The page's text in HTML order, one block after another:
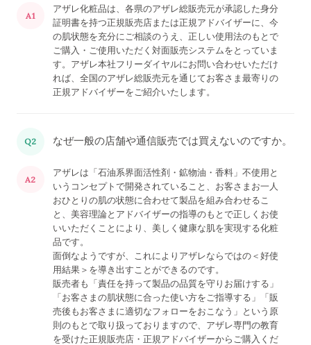
A1
アザレ化粧品は、各県のアザレ総販売元が承認した身分
証明書を持つ正規販売店または正規アドバイザーに、今
の肌状態を充分にご相談のうえ、正しい使用法のもとで
ご購入・ご使用いただく対面販売システムをとっていま
す。アザレ本社フリーダイヤルにお問い合わせいただけ
れば、全国のアザレ総販売元を通じてお客さま最寄りの
正規アドバイザーをご紹介いたします。
Q2 なぜ一般の店舗や通信販売では買えないのですか。
A2
アザレは「石油系界面活性剤・鉱物油・香料」不使用と
いうコンセプトで開発されていること、お客さまお一人
おひとりの肌の状態に合わせて製品を組み合わせるこ
と、美容理論とアドバイザーの指導のもとで正しくお使
いいただくことにより、美しく健康な肌を実現する化粧
品です。
面倒なようですが、これによりアザレならではの＜好使
用結果＞を導き出すことができるのです。
販売者も「責任を持って製品の品質を守りお届けする」
「お客さまの肌状態に合った使い方をご指導する」「販
売後もお客さまに適切なフォローをおこなう」という原
則のもとで取り扱っておりますので、アザレ専門の教育
を受けた正規販売店・正規アドバイザーからご購入くだ